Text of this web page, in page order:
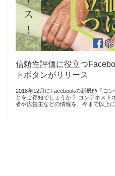
信頼性評価に役立つ
トボタンがリリース
2018年12月にFacebookの新機能「コ
とをご存知でしょうか？ コンテキス
者や広告主などの情報を、今まで以上